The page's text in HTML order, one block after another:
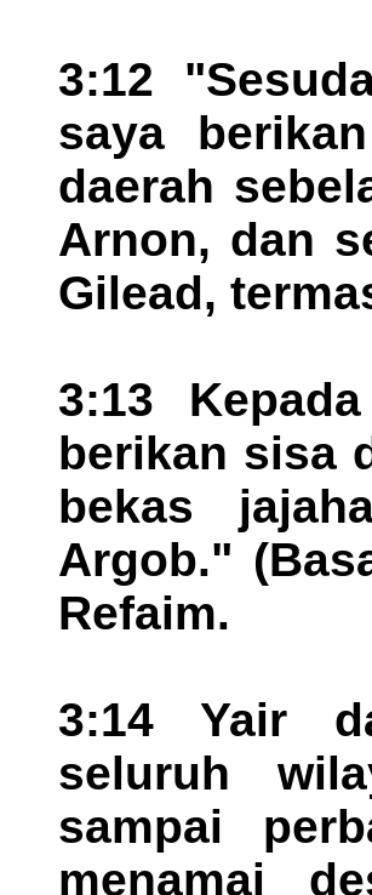
3:12
saya
daerah
Arnon, dan
Gilead,
3:13
berikan sisa
bekas
Argob."
Refaim.
3:14 Yair
seluruh
sampai
menamai